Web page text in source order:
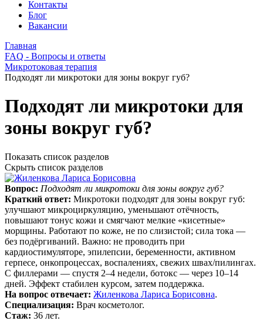
Контакты
Блог
Вакансии
Главная
FAQ - Вопросы и ответы
Микротоковая терапия
Подходят ли микротоки для зоны вокруг губ?
Подходят ли микротоки для
зоны вокруг губ?
Показать список разделов
Скрыть список разделов
Вопрос: Подходят ли микротоки для зоны вокруг губ?
Краткий ответ: Микротоки подходят для зоны вокруг губ:
улучшают микроциркуляцию, уменьшают отёчность,
повышают тонус кожи и смягчают мелкие «кисетные»
морщины. Работают по коже, не по слизистой; сила тока —
без подёргиваний. Важно: не проводить при
кардиостимуляторе, эпилепсии, беременности, активном
герпесе, онкопроцессах, воспалениях, свежих швах/пилингах.
С филлерами — спустя 2–4 недели, ботокс — через 10–14
дней. Эффект стабилен курсом, затем поддержка.
На вопрос отвечает: Жиленкова Лариса Борисовна.
Специализация: Врач косметолог.
Стаж: 36 лет.